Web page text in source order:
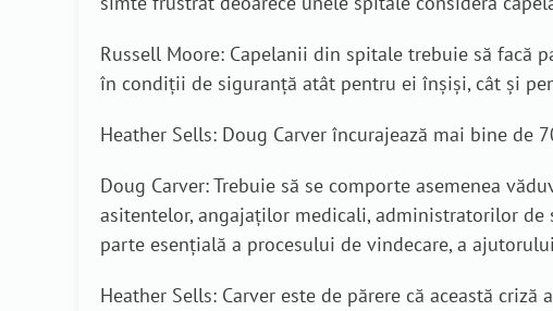
Russell Moore: Capelanii din spitale trebuie să facă
în condiții de siguranță atât pentru ei înșiși, cât și
Heather Sells: Doug Carver încurajează mai bine de
Doug Carver: Trebuie să se comporte asemenea
asitentelor, angajaților medicali, administratorilor
parte esențială a procesului de vindecare, a
Heather Sells: Carver este de părere că această